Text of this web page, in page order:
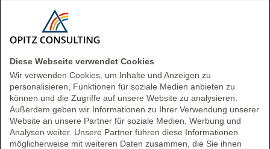
Diese Webseite verwendet Cookies
Wir verwenden Cookies, um Inhalte und Anzeigen zu
personalisieren, Funktionen für soziale Medien anbieten zu
können und die Zugriffe auf unsere Website zu analysieren.
Außerdem geben wir Informationen zu Ihrer Verwendung unserer
Website an unsere Partner für soziale Medien, Werbung und
Analysen weiter. Unsere Partner führen diese Informationen
möglicherweise mit weiteren Daten zusammen, die Sie ihnen
und einem technischen Einstieg über
Prototypen
in Ihrer Umgebung funktioniert.
Lust auf den nächsten Schritt?
Nehmen Sie Kontakt mit uns auf – wir prüfen
gemeinsam, wo und wie Sie souveräne KI in
Ihrem Unternehmen am besten starten.